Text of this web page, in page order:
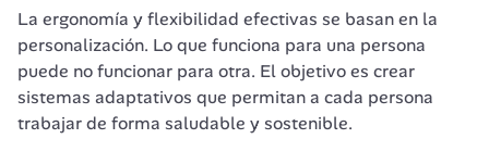
La ergonomía y flexibilidad efectivas se basan en la
personalización. Lo que funciona para una persona
puede no funcionar para otra. El objetivo es crear
sistemas adaptativos que permitan a cada persona
trabajar de forma saludable y sostenible.